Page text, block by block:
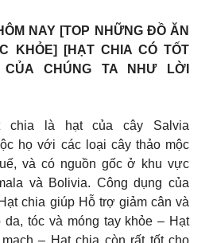
NAY [TOP NHỮNG ĐỒ ĂN
KHỎE] [HẠT CHIA CÓ TỐT
CHÚNG TA NHƯ LỜI
chia là hạt của cây Salvia
họ với các loại cây thảo mộc
và có nguồn gốc ở khu vực
và Bolivia. Công dụng của
chia giúp Hỗ trợ giảm cân và
da, tóc và móng tay khỏe – Hạt
– Hạt chia còn rất tốt cho